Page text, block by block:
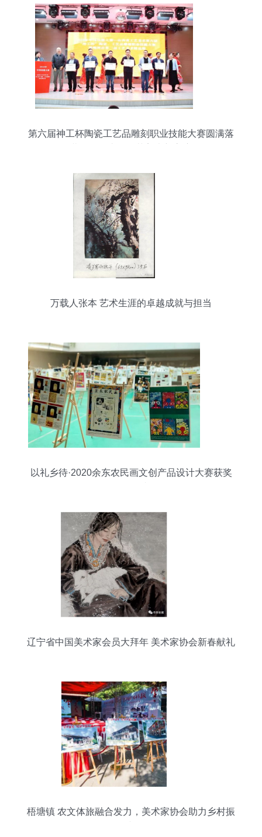
第六届神工杯陶瓷工艺品雕刻职业技能大赛圆满落
万载人张本 艺术生涯的卓越成就与担当
以礼乡待·2020余东农民画文创产品设计大赛获奖
辽宁省中国美术家会员大拜年 美术家协会新春献礼
梧塘镇 农文体旅融合发力，美术家协会助力乡村振